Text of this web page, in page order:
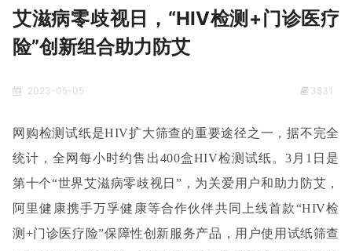
艾滋病零歧视日，“HIV检测+门诊医疗
险”创新组合助力防艾
2023-05-05 3831
网购检测试纸是HIV扩大筛查的重要途径之一，据不完全
统计，全网每小时约售出400盒HIV检测试纸。3月1日是
第十个“世界艾滋病零歧视日”，为关爱用户和助力防艾，
阿里健康携手万孚健康等合作伙伴共同上线首款“HIV检
测+门诊医疗险”保障性创新服务产品，用户使用试纸筛查